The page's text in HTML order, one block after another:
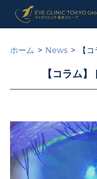
ホーム News 【
【コラム